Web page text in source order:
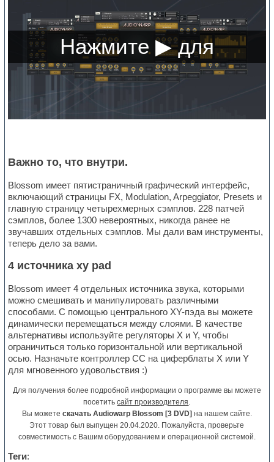
Важно то, что внутри.
Blossom имеет пятистраничный графический интерфейс,
включающий страницы FX, Modulation, Arpeggiator, Presets и
главную страницу четырехмерных сэмплов. 228 патчей
сэмплов, более 1300 невероятных, никогда ранее не
звучавших отдельных сэмплов. Мы дали вам инструменты,
теперь дело за вами.
4 источника xy pad
Blossom имеет 4 отдельных источника звука, которыми
можно смешивать и манипулировать различными
способами. С помощью центрального XY-пэда вы можете
динамически перемещаться между слоями. В качестве
альтернативы используйте регуляторы X и Y, чтобы
ограничиться только горизонтальной или вертикальной
осью. Назначьте контроллер CC на циферблаты X или Y
для мгновенного удовольствия :)
Для получения более подробной информации о программе вы можете
посетитьсайт производителя.
Вы можете скачать Audiowarp Blossom [3 DVD] на нашем сайте.
Этот товар был выпущен 20.04.2020. Пожалуйста, проверьте
совместимость с Вашим оборудованием и операционной системой.
Теги: